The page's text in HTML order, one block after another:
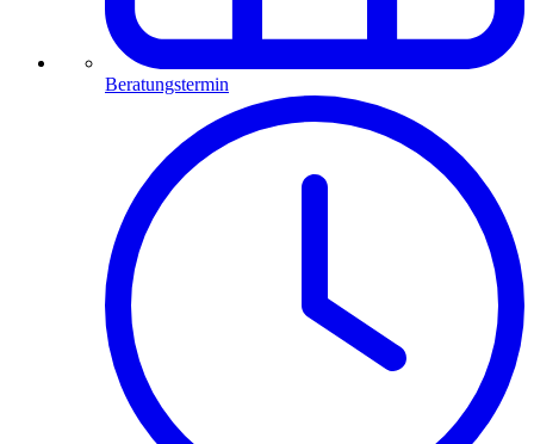
Beratungstermin